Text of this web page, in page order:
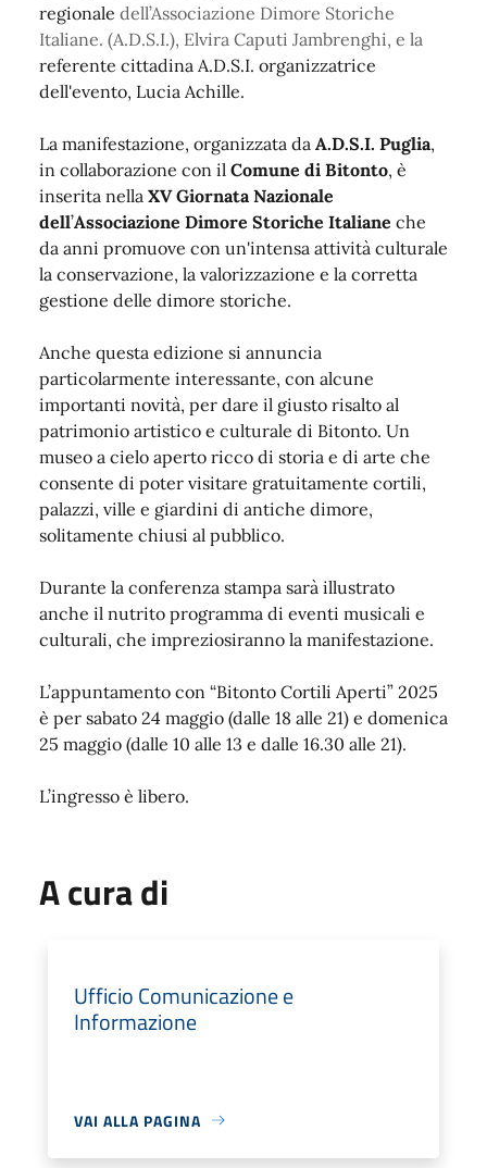
regionale dell’Associazione Dimore Storiche
Italiane. (A.D.S.I.), Elvira Caputi Jambrenghi, e la
referente cittadina A.D.S.I. organizzatrice
dell'evento, Lucia Achille.
La manifestazione, organizzata da A.D.S.I. Puglia,
in collaborazione con il Comune di Bitonto, è
inserita nella XV Giornata Nazionale
dell’Associazione Dimore Storiche Italiane che
da anni promuove con un'intensa attività culturale
la conservazione, la valorizzazione e la corretta
gestione delle dimore storiche.
Anche questa edizione si annuncia
particolarmente interessante, con alcune
importanti novità, per dare il giusto risalto al
patrimonio artistico e culturale di Bitonto. Un
museo a cielo aperto ricco di storia e di arte che
consente di poter visitare gratuitamente cortili,
palazzi, ville e giardini di antiche dimore,
solitamente chiusi al pubblico.
Durante la conferenza stampa sarà illustrato
anche il nutrito programma di eventi musicali e
culturali, che impreziosiranno la manifestazione.
L’appuntamento con “Bitonto Cortili Aperti” 2025
è per sabato 24 maggio (dalle 18 alle 21) e domenica
25 maggio (dalle 10 alle 13 e dalle 16.30 alle 21).
L’ingresso è libero.
A cura di
Ufficio Comunicazione e
Informazione
VAI ALLA PAGINA